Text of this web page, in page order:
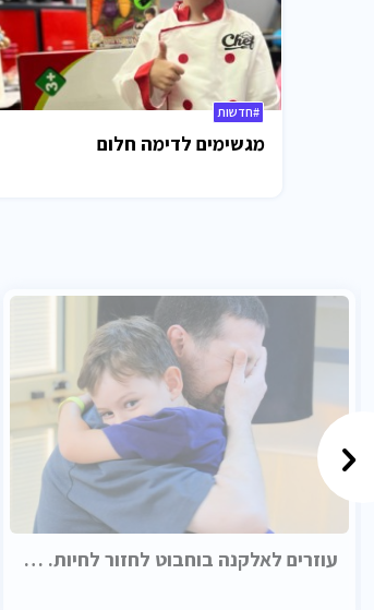
#חדשות
מגשימים לדימה חלום
עוזרים לאלקנה בוחבוט לחזור לחיות. בכבוד.